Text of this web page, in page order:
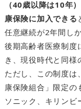
（40歳以降は10年
康保険に加入できる
任意継続が2年間し
後期高齢者医療制度
き、現役時代と同様
ただし、この制度は
康保険組合」限定の
ソニック、キリン